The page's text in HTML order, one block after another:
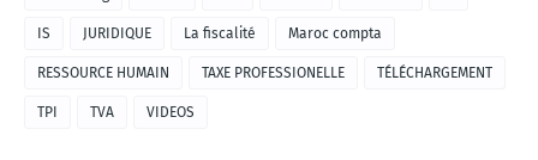
IS JURIDIQUE La fiscalité Maroc compta
RESSOURCE HUMAIN TAXE PROFESSIONELLE TÉLÉCHARGEMENT
TPI TVA VIDEOS